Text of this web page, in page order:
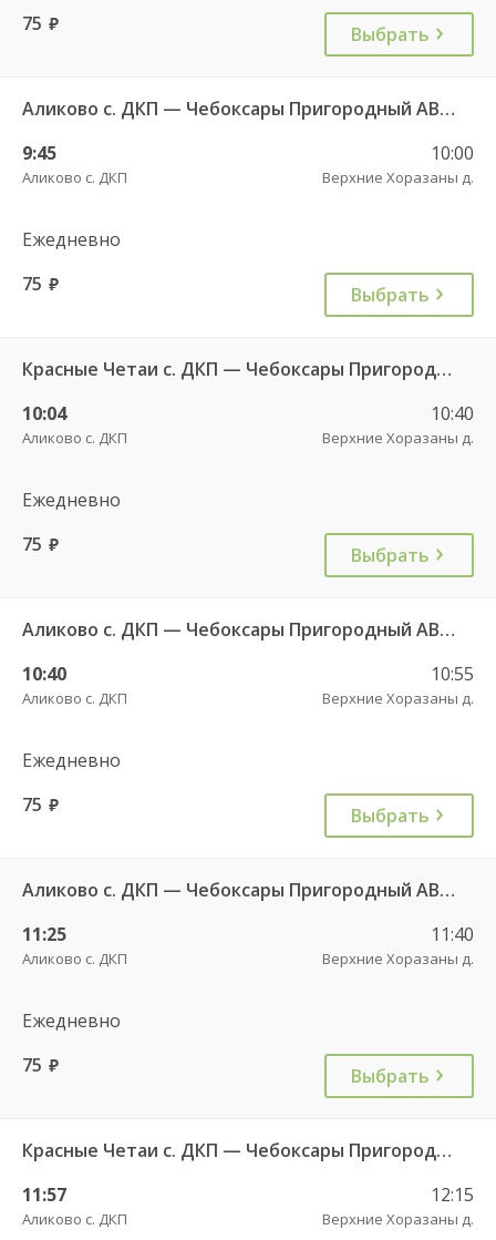
75 руб. Выбрать
Аликово с. ДКП — Чебоксары Пригородный АВ 520
9:45
Аликово с. ДКП
10:00
Верхние Хоразаны д.
Ежедневно
75 руб. Выбрать
Красные Четаи с. ДКП — Чебоксары Пригородный АВ ч/з Аликово с. ДКП 753
10:04
Аликово с. ДКП
10:40
Верхние Хоразаны д.
Ежедневно
75 руб. Выбрать
Аликово с. ДКП — Чебоксары Пригородный АВ 520
10:40
Аликово с. ДКП
10:55
Верхние Хоразаны д.
Ежедневно
75 руб. Выбрать
Аликово с. ДКП — Чебоксары Пригородный АВ 520
11:25
Аликово с. ДКП
11:40
Верхние Хоразаны д.
Ежедневно
75 руб. Выбрать
Красные Четаи с. ДКП — Чебоксары Пригородный АВ ч/з Аликово с. ДКП 753
11:57
Аликово с. ДКП
12:15
Верхние Хоразаны д.